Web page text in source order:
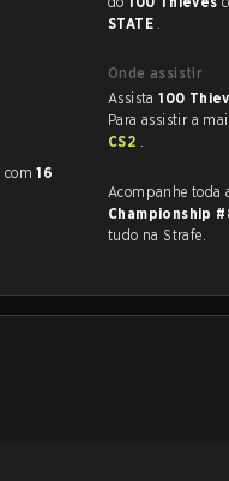
com16
STATE .
Onde assistir
Assista100
Para assistir a
CS2 .
Acompanhe toda
Championship
tudo na Strafe.